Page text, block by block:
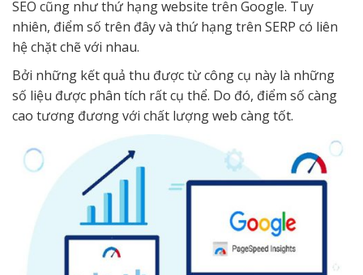
SEO cũng như thứ hạng website trên Google. Tuy
nhiên, điểm số trên đây và thứ hạng trên SERP có liên
hệ chặt chẽ với nhau.
Bởi những kết quả thu được từ công cụ này là những
số liệu được phân tích rất cụ thể. Do đó, điểm số càng
cao tương đương với chất lượng web càng tốt.